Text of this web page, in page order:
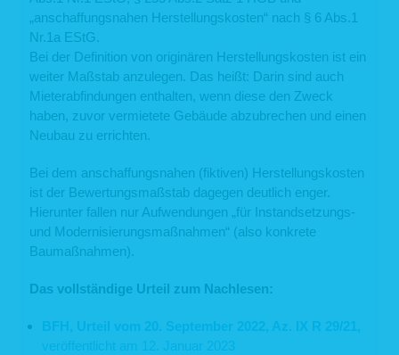
„anschaffungsnahen Herstellungskosten“ nach § 6 Abs.1
Nr.1a EStG.
Bei der Definition von originären Herstellungskosten ist ein
weiter Maßstab anzulegen. Das heißt: Darin sind auch
Mieterabfindungen enthalten, wenn diese den Zweck
haben, zuvor vermietete Gebäude abzubrechen und einen
Neubau zu errichten.
Bei dem anschaffungsnahen (fiktiven) Herstellungskosten
ist der Bewertungsmaßstab dagegen deutlich enger.
Hierunter fallen nur Aufwendungen „für Instandsetzungs-
und Modernisierungsmaßnahmen“ (also konkrete
Baumaßnahmen).
Das vollständige Urteil zum Nachlesen:
BFH, Urteil vom 20. September 2022, Az. IX R 29/21,
veröffentlicht am 12. Januar 2023